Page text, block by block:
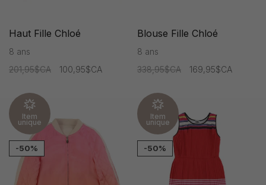
Haut Fille Chloé
8 ans
201,95$CA
100,95$CA
Blouse Fille Chloé
8 ans
338,95$CA
169,95$CA
Item
unique
-50%
Item
unique
-50%